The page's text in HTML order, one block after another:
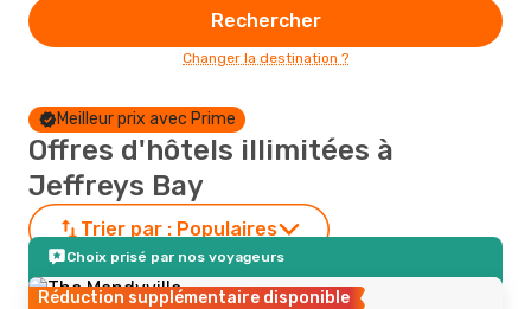
Rechercher
Changer la destination ?
Meilleur prix avec Prime
Offres d'hôtels illimitées à
Jeffreys Bay
Trier par : Populaires
Choix prisé par nos voyageurs
Réduction supplémentaire disponible